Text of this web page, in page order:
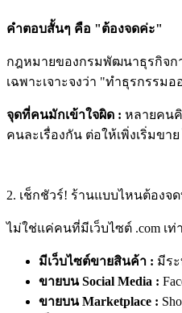
คำตอบสั้นๆ คือ "ต้องจดค่ะ"
กฎหมายของกรมพัฒนาธุรกิจก
เฉพาะเจาะจงว่า "ทำธุรกรรม
จุดที่คนมักเข้าใจผิด : หลายคน
คนละเรื่องกัน ต่อให้เพิ่งเริ่มข
2. เช็กชัวร์! ร้านแบบไหนต้องจด
ไม่ใช่แค่คนที่มีเว็บไซต์ .com เ
มีเว็บไซต์ขายสินค้า : มีร
ขายบน Social Media :
ขายบน Marketplace :